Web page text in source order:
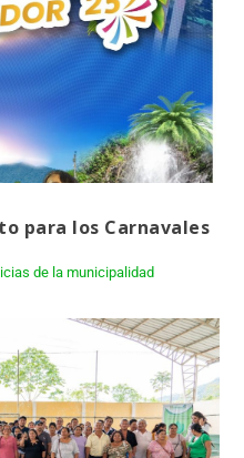
para los Carnavales
de la municipalidad